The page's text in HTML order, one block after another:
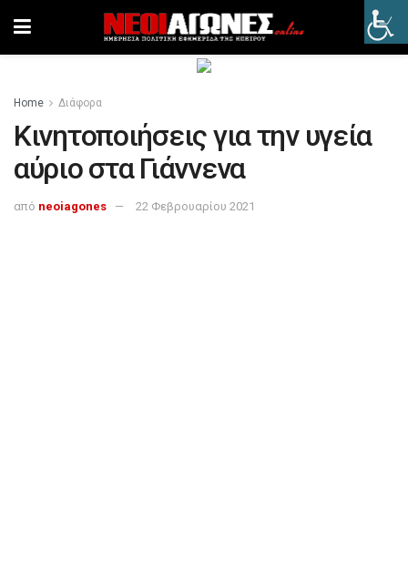
Home Διάφορα
Κινητοποιήσεις για την υγεία
αύριο στα Γιάννενα
από neoiagones 22 Φεβρουαρίου 2021